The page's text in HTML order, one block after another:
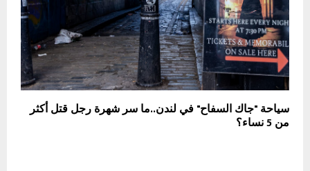
سياحة "جاك السفاح" في لندن..ما سر شهرة رجل قتل أكثر
من 5 نساء؟